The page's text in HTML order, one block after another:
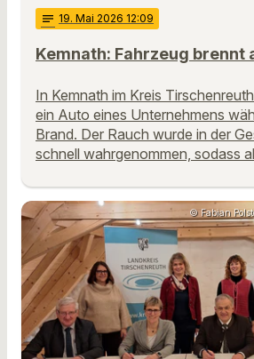
notes 19. Mai 2026 12:09
Kemnath: Fahrzeug brennt
In Kemnath im Kreis
ein Auto eines Unternehmens
Brand. Der Rauch wurde in der
schnell wahrgenommen, sodass
© Fabian